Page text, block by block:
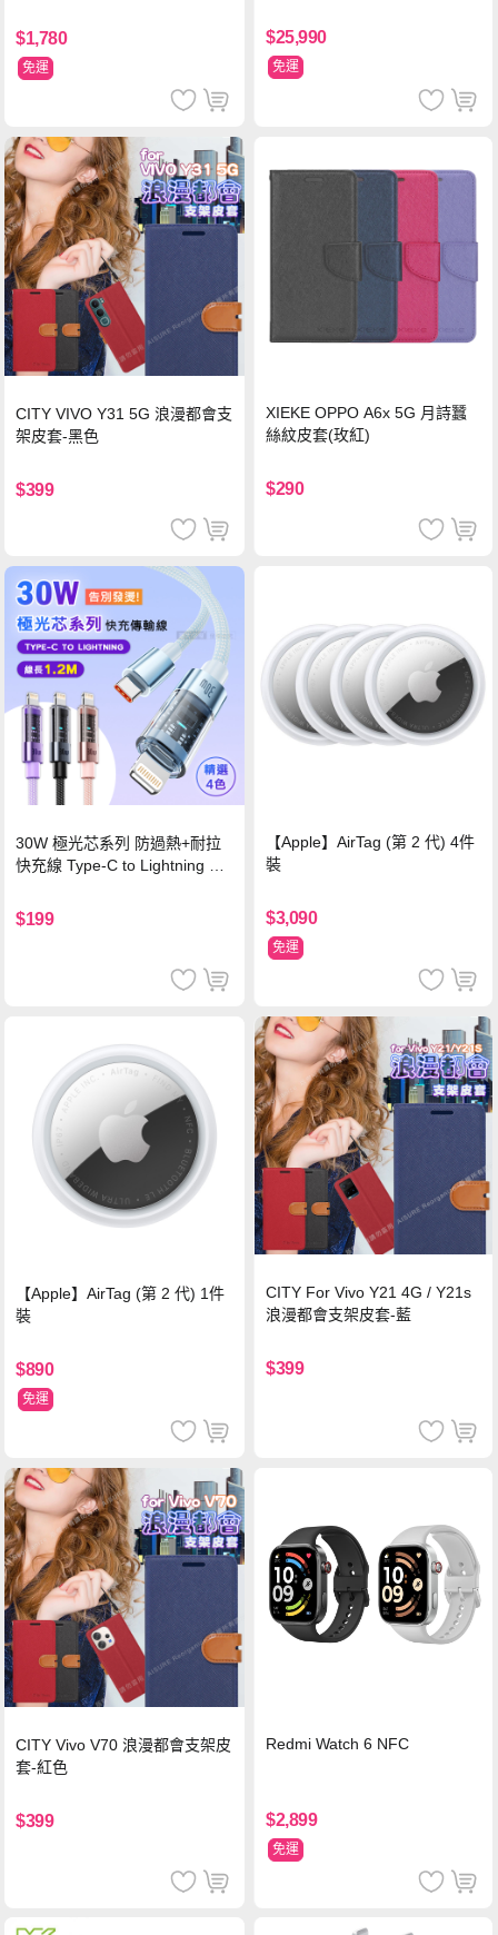
$1,780
免運
$25,990
免運
CITY VIVO Y31 5G 浪漫都會支
架皮套-黑色
$399
XIEKE OPPO A6x 5G 月詩蠶
絲紋皮套(玫紅)
$290
30W 極光芯系列 防過熱+耐拉
快充線 Type-C to Lightning 傳
$199
【Apple】AirTag (第 2 代) 4件
裝
$3,090
免運
【Apple】AirTag (第 2 代) 1件
裝
$890
免運
CITY For Vivo Y21 4G / Y21s
浪漫都會支架皮套-藍
$399
CITY Vivo V70 浪漫都會支架皮
套-紅色
$399
Redmi Watch 6 NFC
$2,899
免運